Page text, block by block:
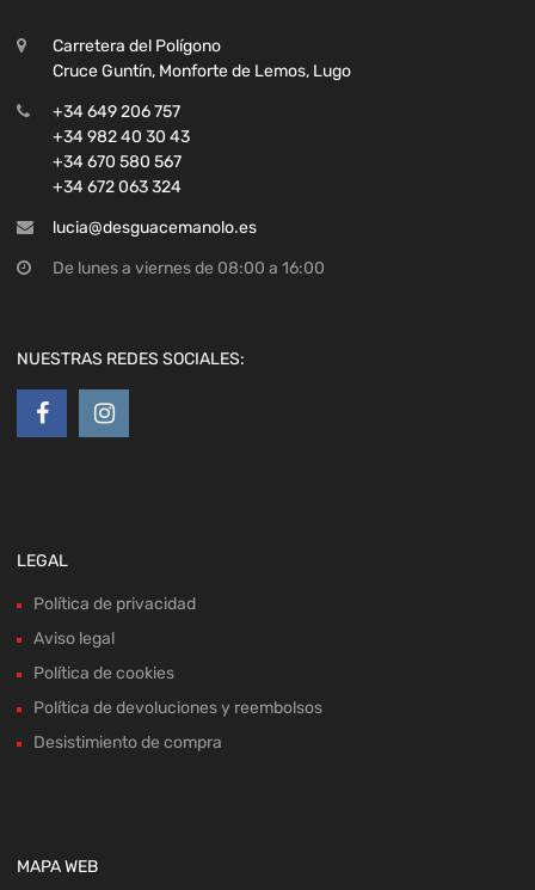
+34 670 580 567
+34 672 063 324
lucia@desguacemanolo.es
De lunes a viernes de 08:00 a 16:00
Política de cookies
Política de devoluciones y reembolsos
Desistimiento de compra
Sobre nosotros